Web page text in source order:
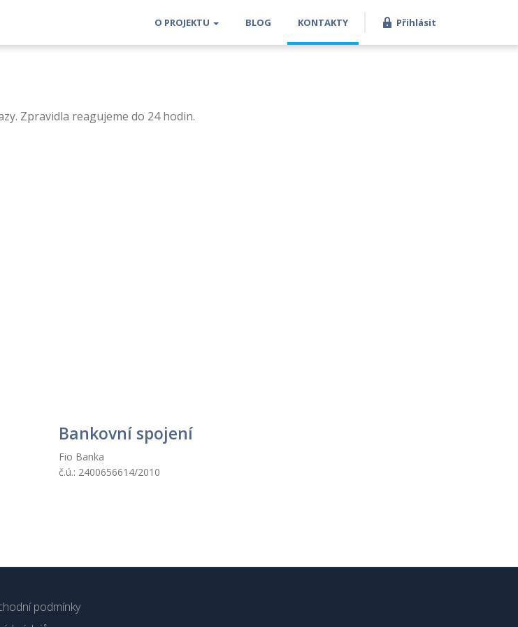
O PROJEKTU BLOG KONTAKTY Přihlásit
Zpravidla reagujeme do 24 hodin.
Bankovní spojení
Fio Banka
č.ú.: 2400656614/2010
podmínky